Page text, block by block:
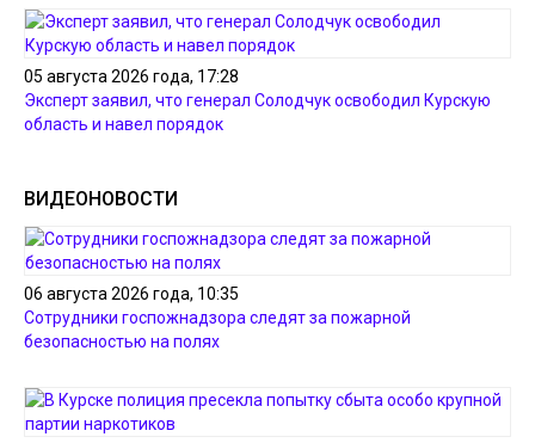
05 августа 2026 года, 17:28
Эксперт заявил, что генерал Солодчук освободил Курскую
область и навел порядок
ВИДЕОНОВОСТИ
06 августа 2026 года, 10:35
Сотрудники госпожнадзора следят за пожарной
безопасностью на полях